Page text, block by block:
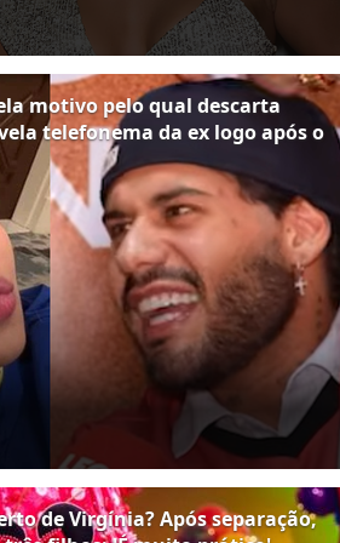
motivo pelo qual descarta
telefonema da ex logo após o
de Virgínia? Após separação,